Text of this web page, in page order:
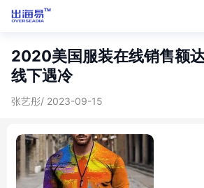
2020美国服装在线销售额
线下遇冷
张艺彤/ 2023-09-15